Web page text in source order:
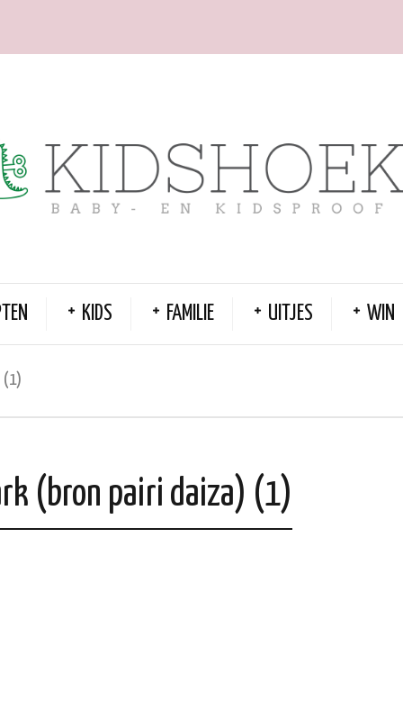
KIDS FAMILIE UITJES WIN
(1)
(bron pairi daiza) (1)